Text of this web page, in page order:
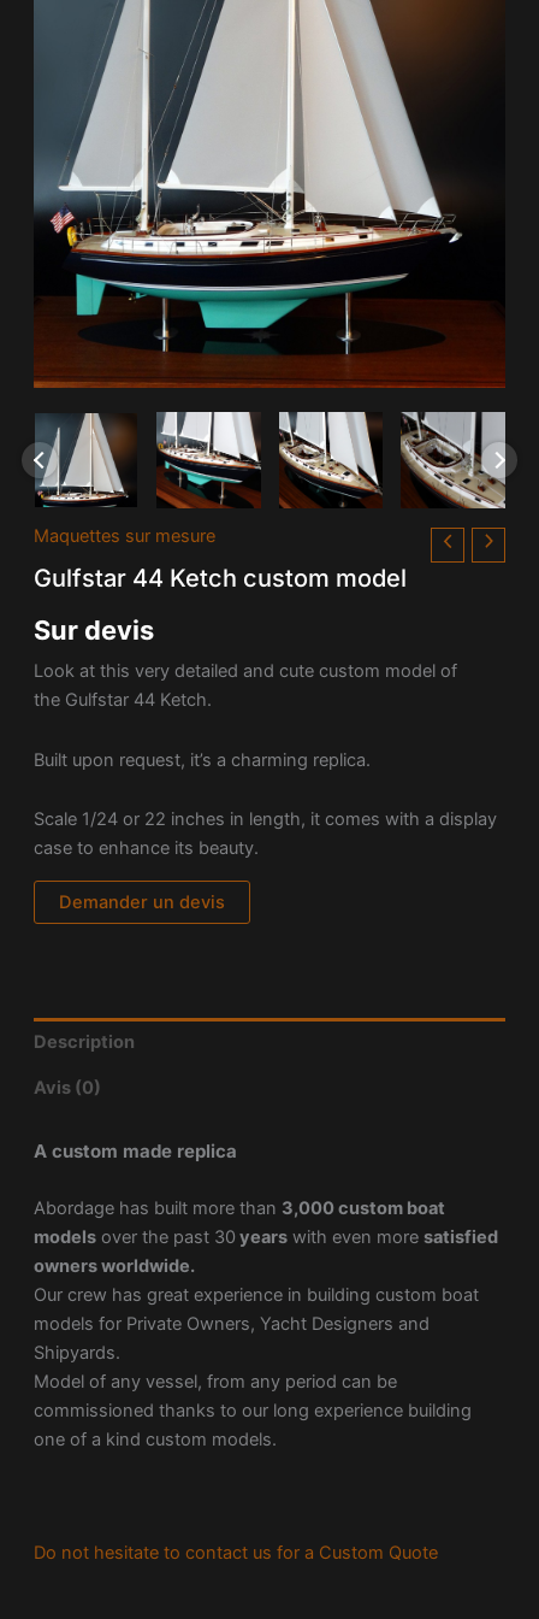
Maquettes sur mesure
Gulfstar 44 Ketch custom model
Sur devis
Look at this very detailed and cute custom model of
the Gulfstar 44 Ketch.
Built upon request, it’s a charming replica.
Scale 1/24 or 22 inches in length, it comes with a display
case to enhance its beauty.
Demander un devis
Description
Avis (0)
A custom made replica
Abordage has built more than 3,000 custom boat
modelsover the past 30 yearswith even more satisfied
owners worldwide.
Our crew has great experience in building custom boat
models for Private Owners, Yacht Designers and
Shipyards.
Model of any vessel, from any period can be
commissioned thanks to our long experience building
one of a kind custom models.
Do not hesitate to contact us for a Custom Quote